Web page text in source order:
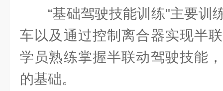
“基础驾驶技能训练"主要训
车以及通过控制离合器实现半
学员熟练掌握半联动驾驶技能
的基础。